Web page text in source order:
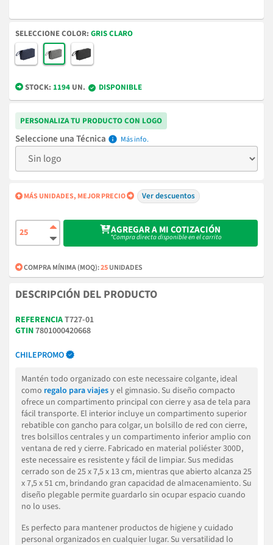
COLOR GRIS CLARO
STOCK: 1194 UN. DISPONIBLE
PERSONALIZA TU PRODUCTO CON LOGO
Técnica info
MÁS UNIDADES, MEJOR PRECIO Ver descuentos
AGREGAR A MI COTIZACIÓN
*Compra directa disponible en el carrito
COMPRA MÍNIMA (MOQ):25UNIDADES
DESCRIPCIÓN DEL PRODUCTO
REFERENCIAT727-01
GTIN7801000420668
CHILEPROMO
Mantén todo organizado con este necessaire colgante, ideal
como regalo para viajesy el gimnasio. Su diseño compacto
ofrece un compartimento principal con cierre y asa de tela para
fácil transporte. El interior incluye un compartimento superior
rebatible con gancho para colgar, un bolsillo de red con cierre,
tres bolsillos centrales y un compartimento inferior amplio con
ventana de red y cierre. Fabricado en material poliéster 300D,
este necessaire es resistente y fácil de limpiar. Sus medidas
cerrado son de 25 x 7,5 x 13 cm, mientras que abierto alcanza 25
x 7,5 x 51 cm, brindando gran capacidad de almacenamiento. Su
diseño plegable permite guardarlo sin ocupar espacio cuando
no lo uses.
Es perfecto para mantener productos de higiene y cuidado
personal organizados en cualquier lugar. Su versatilidad lo